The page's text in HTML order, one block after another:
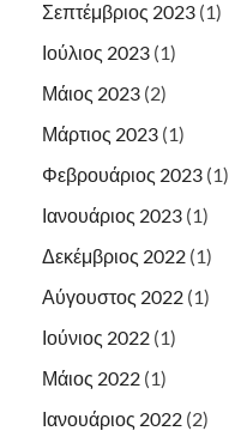
Σεπτέμβριος 2023 (1)
Ιούλιος 2023 (1)
Μάιος 2023 (2)
Μάρτιος 2023 (1)
Φεβρουάριος 2023 (1)
Ιανουάριος 2023 (1)
Δεκέμβριος 2022 (1)
Αύγουστος 2022 (1)
Ιούνιος 2022 (1)
Μάιος 2022 (1)
Ιανουάριος 2022 (2)